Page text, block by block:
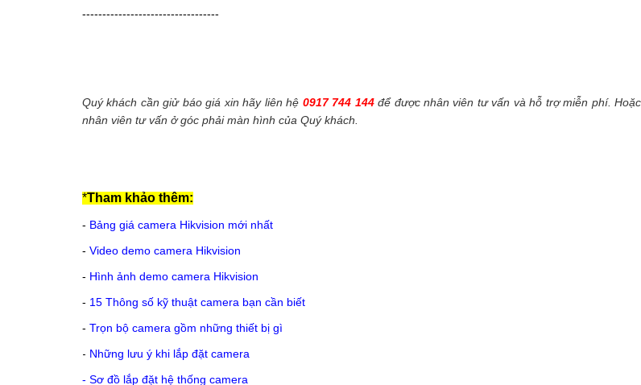
----------------------------------
Quý khách cần giử báo giá xin hãy liên hệ 0917 744 144để được nhân viên tư vấn và hỗ trợ miễn phí. Hoặc
nhân viên tư vấn ở góc phải màn hình của Quý khách.
*Tham khảo thêm:
- Bảng giá camera Hikvision mới nhất
- Video demo camera Hikvision
- Hình ảnh demo camera Hikvision
- 15 Thông số kỹ thuật camera bạn cần biết
- Trọn bộ camera gồm những thiết bị gì
- Những lưu ý khi lắp đặt camera
- Sơ đồ lắp đặt hệ thống camera